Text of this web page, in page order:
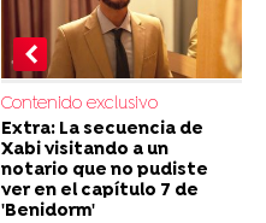
Contenido exclusivo
Extra: La secuencia de
Xabi visitando a un
notario que no pudiste
ver en el capítulo 7 de
'Benidorm'